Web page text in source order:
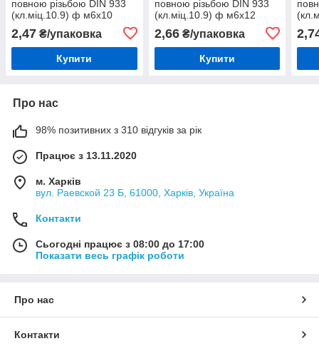
повною різьбою DIN 933
(кл.міц.10.9) ф м6х10
2,47 ₴/упаковка
Купити
повною різьбою DIN 933
(кл.міц.10.9) ф м6х12
2,66₴/упаковка
Купити
Про нас
98% позитивних з 310 відгуків за рік
Працює з 13.11.2020
м. Харків
вул. Раевской 23 Б, 61000, Харків, Україна
Контакти
Сьогодні працює з 08:00 до 17:00
Показати весь графік роботи
Про нас
Контакти